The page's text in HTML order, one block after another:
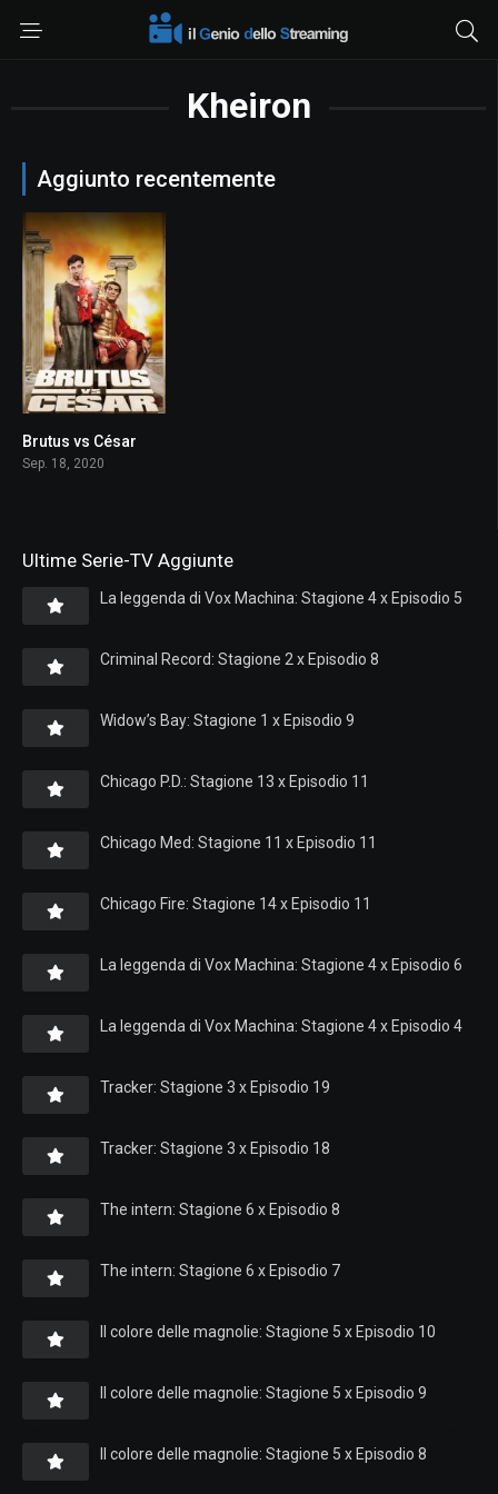
Kheiron
Aggiunto recentemente
Brutus vs César
Sep. 18, 2020
Ultime Serie-TV Aggiunte
La leggenda di Vox Machina: Stagione 4 x Episodio 5
Criminal Record: Stagione 2 x Episodio 8
Widow’s Bay: Stagione 1 x Episodio 9
Chicago P.D.: Stagione 13 x Episodio 11
Chicago Med: Stagione 11 x Episodio 11
Chicago Fire: Stagione 14 x Episodio 11
La leggenda di Vox Machina: Stagione 4 x Episodio 6
La leggenda di Vox Machina: Stagione 4 x Episodio 4
Tracker: Stagione 3 x Episodio 19
Tracker: Stagione 3 x Episodio 18
The intern: Stagione 6 x Episodio 8
The intern: Stagione 6 x Episodio 7
Il colore delle magnolie: Stagione 5 x Episodio 10
Il colore delle magnolie: Stagione 5 x Episodio 9
Il colore delle magnolie: Stagione 5 x Episodio 8